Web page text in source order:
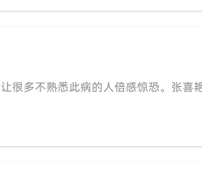
很多不熟悉此病的人倍感惊恐。张喜